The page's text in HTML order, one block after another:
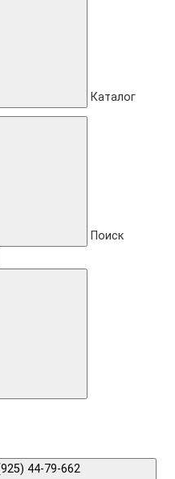
Каталог
Поиск